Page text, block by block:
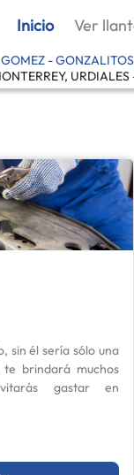
Inicio Ver
- GONZALITOS
sin él sería sólo una
brindará muchos
gastar en